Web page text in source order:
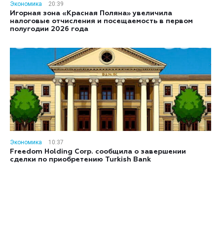
Экономика
20:39
Игорная зона «Красная Поляна» увеличила
налоговые отчисления и посещаемость в первом
полугодии 2026 года
Экономика
10:37
Freedom Holding Corp. сообщила о завершении
сделки по приобретению Turkish Bank